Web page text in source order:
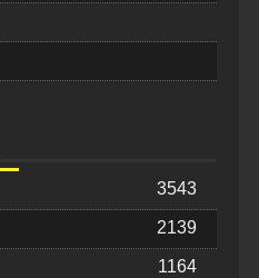
3543
2139
1164